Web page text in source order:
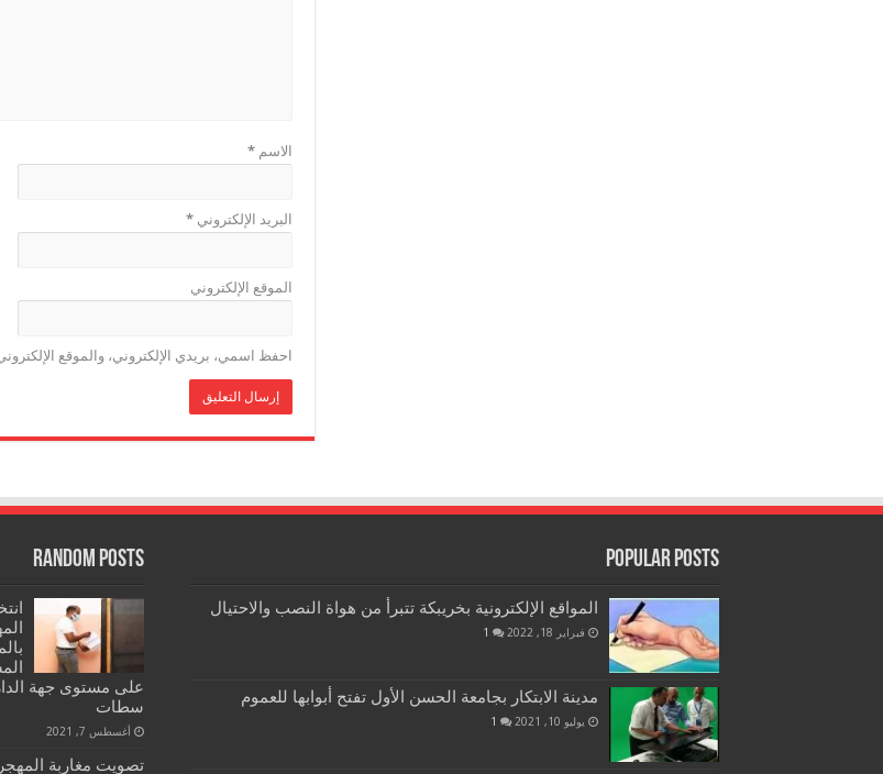
الاسم *
البريد الإلكتروني *
الموقع الإلكتروني
احفظ اسمي، بريدي الإلكتروني، والموقع
Popular Posts
المواقع الإلكترونية بخريبكة تتبرأ من هواة النصب والاحتيال
فبراير 18, 2022 1
مدينة الابتكار بجامعة الحسن الأول تفتح أبوابها للعموم
يوليو 10, 2021 1
Random Posts
على مستوى جهة
سطات
أغسطس 7, 2021
تصويت مغاربة